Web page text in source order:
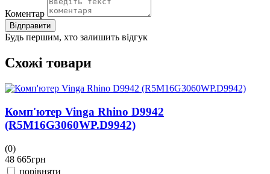
Коментар
Відправити
Будь першим, хто залишить відгук
Схожі товари
Комп'ютер Vinga Rhino D9942
(R5M16G3060WP.D9942)
(0)
48 665грн
порівняти